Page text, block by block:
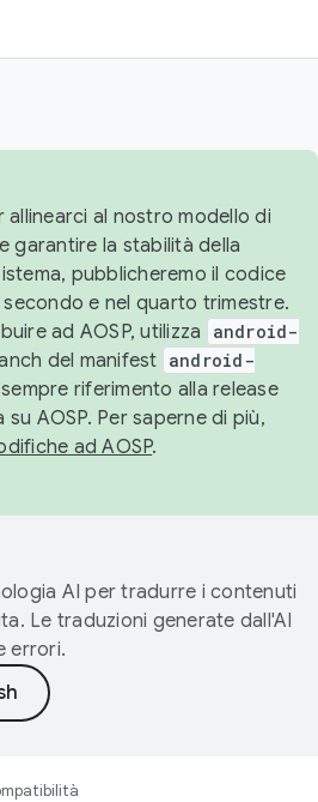
al nostro modello di
garantire la stabilità della
pubblicheremo il codice
e nel quarto trimestre.
ad AOSP, utilizza
android-
del manifest android-
riferimento alla release
AOSP. Per saperne di più,
ad AOSP.
AI per tradurre i contenuti
Le traduzioni generate dall'AI
errori.